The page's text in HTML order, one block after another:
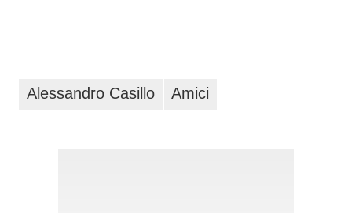
Alessandro Casillo Amici